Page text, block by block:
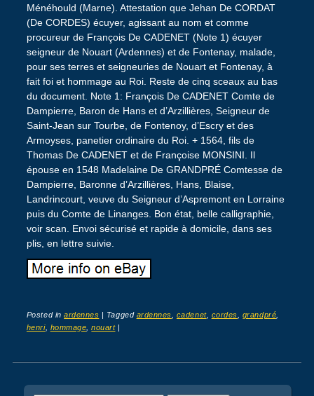
Ménéhould (Marne). Attestation que Jehan De CORDAT
(De CORDES) écuyer, agissant au nom et comme
procureur de François De CADENET (Note 1) écuyer
seigneur de Nouart (Ardennes) et de Fontenay, malade,
pour ses terres et seigneuries de Nouart et Fontenay, à
fait foi et hommage au Roi. Reste de cinq sceaux au bas
du document. Note 1: François De CADENET Comte de
Dampierre, Baron de Hans et d’Arzillières, Seigneur de
Saint-Jean sur Tourbe, de Fontenoy, d’Escry et des
Armoyses, panetier ordinaire du Roi. + 1564, fils de
Thomas De CADENET et de Françoise MONSINI. Il
épouse en 1548 Madelaine De GRANDPRÉ Comtesse de
Dampierre, Baronne d’Arzillières, Hans, Blaise,
Landrincourt, veuve du Seigneur d’Aspremont en Lorraine
puis du Comte de Linanges. Bon état, belle calligraphie,
voir scan. Envoi sécurisé et rapide à domicile, dans ses
plis, en lettre suivie.
Posted inardennes Tagged ardennes, cadenet, cordes, grandpré,
henri, hommage,nouart
Post navigation